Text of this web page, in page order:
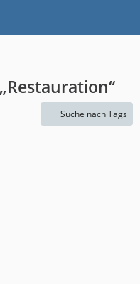
Suche nach Tags